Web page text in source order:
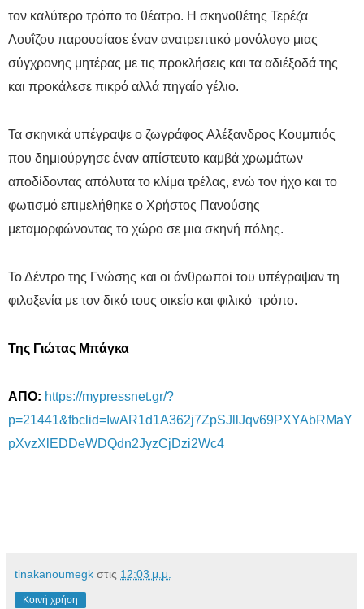
τον καλύτερο τρόπο το θέατρο. Η σκηνοθέτης Τερέζα
Λουΐζου παρουσίασε έναν ανατρεπτικό μονόλογο μιας
σύγχρονης μητέρας με τις προκλήσεις και τα αδιέξοδά της
και προκάλεσε πικρό αλλά πηγαίο γέλιο.
Τα σκηνικά υπέγραψε ο ζωγράφος Αλέξανδρος Κουμπιός
που δημιούργησε έναν απίστευτο καμβά χρωμάτων
αποδίδοντας απόλυτα το κλίμα τρέλας, ενώ τον ήχο και το
φωτισμό επιμελήθηκε ο Χρήστος Πανούσης
μεταμορφώνοντας το χώρο σε μια σκηνή πόλης.
Το Δέντρο της Γνώσης και οι άνθρωποi του υπέγραψαν τη
φιλοξενία με τον δικό τους οικείο και φιλικό τρόπο.
Της Γιώτας Μπάγκα
ΑΠΟ: https://mypressnet.gr/?
p=21441&fbclid=IwAR1d1A362j7ZpSJllJqv69PXYAbRMaY
pXvzXlEDDeWDQdn2JyzCjDzi2Wc4
tinakanoumegk στις 12:03 μ.μ.
Κοινή χρήση